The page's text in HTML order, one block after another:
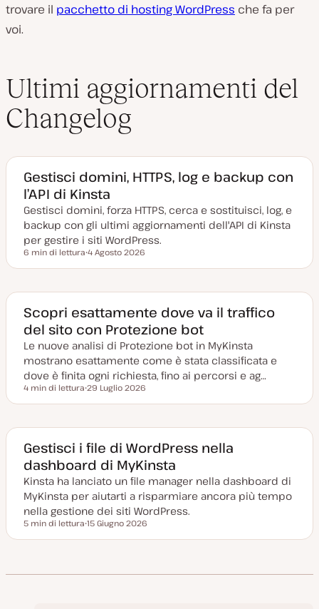
trovare il pacchetto di hosting WordPress che fa per
voi.
Ultimi aggiornamenti del
Changelog
Gestisci domini, HTTPS, log e backup con
l’API di Kinsta
Gestisci domini, forza HTTPS, cerca e sostituisci, log, e
backup con gli ultimi aggiornamenti dell'API di Kinsta
per gestire i siti WordPress.
Tempo di lettura
6 min di lettura
a
g
i
o
r
a
a
4 Agosto 2026
Scopri esattamente dove va il traffico
del sito con Protezione bot
Le nuove analisi di Protezione bot in MyKinsta
mostrano esattamente come è stata classificata e
dove è finita ogni richiesta, fino ai percorsi e ag…
Tempo di lettura
4 min di lettura
a
g
g
i
o
r
a
t
a
29 Luglio 2026
Gestisci i file di WordPress nella
dashboard di MyKinsta
Kinsta ha lanciato un file manager nella dashboard di
MyKinsta per aiutarti a risparmiare ancora più tempo
nella gestione dei siti WordPress.
Tempo di lettura
5 min di lettura
a
g
15 Giugno 2026